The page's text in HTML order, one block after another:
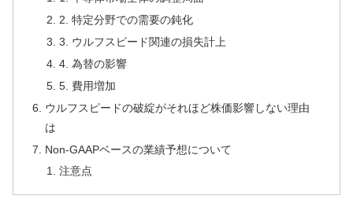
2. 特定分野での需要の鈍化
3. ウルフスピード関連の損失計上
4. 為替の影響
5. 費用増加
ウルフスピードの破綻がそれほど株価影響しない理由
は
Non-GAAPベースの業績予想について
注意点